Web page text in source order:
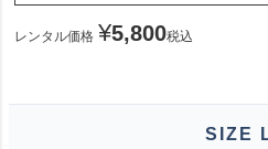
レンタル価格 ¥5,800税込
SIZE